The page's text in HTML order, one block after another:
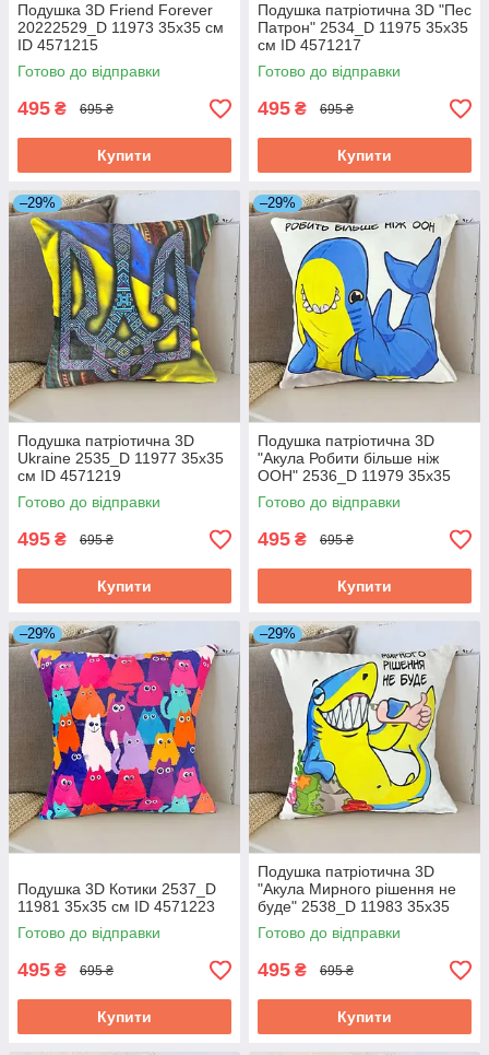
Подушка 3D Friend Forever
20222529_D 11973 35х35 см
ID 4571215
Готово до відправки
495 ₴ 695 ₴
Купити
Подушка патріотична 3D "Пес
Патрон" 2534_D 11975 35х35
см ID 4571217
Готово до відправки
495 ₴ 695 ₴
Купити
–29%
Подушка патріотична 3D
Ukraine 2535_D 11977 35х35
см ID 4571219
Готово до відправки
495 ₴ 695 ₴
Купити
–29%
Подушка патріотична 3D
"Акула Робити більше ніж
ООН" 2536_D 11979 35х35
см ID 4571221
Готово до відправки
495 ₴ 695 ₴
Купити
–29%
Подушка 3D Котики 2537_D
11981 35х35 см ID 4571223
Готово до відправки
495 ₴ 695 ₴
Купити
–29%
Подушка патріотична 3D
"Акула Мирного рішення не
буде" 2538_D 11983 35х35
см ID 4571225
Готово до відправки
495 ₴ 695 ₴
Купити